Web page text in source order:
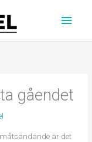
gåendet
är det